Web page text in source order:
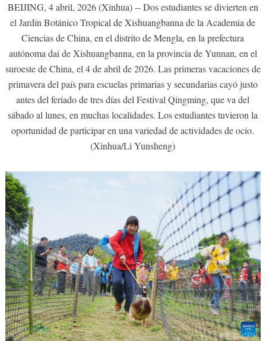
BEIJING, 4 abril, 2026 (Xinhua) -- Dos estudiantes se divierten en
el Jardín Botánico Tropical de Xishuangbanna de la Academia de
Ciencias de China, en el distrito de Mengla, en la prefectura
autónoma dai de Xishuangbanna, en la provincia de Yunnan, en el
suroeste de China, el 4 de abril de 2026. Las primeras vacaciones de
primavera del país para escuelas primarias y secundarias cayó justo
antes del feriado de tres días del Festival Qingming, que va del
sábado al lunes, en muchas localidades. Los estudiantes tuvieron la
oportunidad de participar en una variedad de actividades de ocio.
(Xinhua/Li Yunsheng)